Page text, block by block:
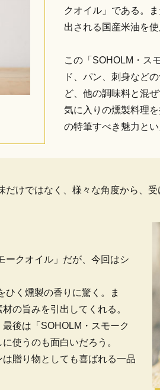
クオイル」である。
出される国産米油を
この「SOHOLM・ス
ド、パン、刺身など
ど、他の調味料と混
気に入りの燻製料理
の特筆すべき魅力とい
けではなく、様々な角度から、
ークオイル」だが、今回はシ
ひく燻製の香りに驚く。ま
の旨みを引出してくれる。
後は「SOHOLM・スモーク
使うのも面白いだろう。
贈り物としても喜ばれる一品